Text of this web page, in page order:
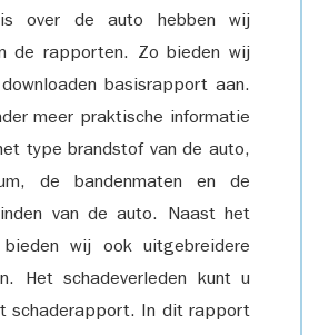
is over de auto hebben wij
de rapporten. Zo bieden wij
basisrapport aan.
meer praktische informatie
type brandstof van de auto,
de bandenmaten en de
van de auto. Naast het
wij ook uitgebreidere
Het schadeverleden kunt u
schaderapport. In dit rapport